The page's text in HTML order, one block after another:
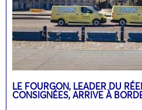
LE FOURGON, LEADER DU
CONSIGNÉES, ARRIVE À